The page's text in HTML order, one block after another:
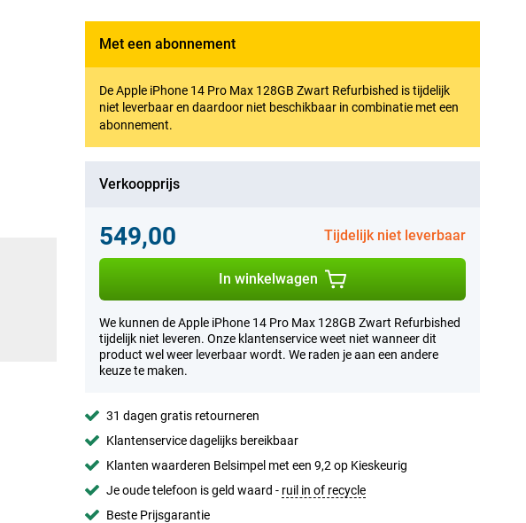
Met een abonnement
De Apple iPhone 14 Pro Max 128GB Zwart Refurbished is tijdelijk
niet leverbaar en daardoor niet beschikbaar in combinatie met een
abonnement.
Verkoopprijs
549,00 Tijdelijk niet leverbaar
In winkelwagen
We kunnen de Apple iPhone 14 Pro Max 128GB Zwart Refurbished
tijdelijk niet leveren. Onze klantenservice weet niet wanneer dit
product wel weer leverbaar wordt. We raden je aan een andere
keuze te maken.
31 dagen gratis retourneren
Klantenservice dagelijks bereikbaar
Klanten waarderen Belsimpel met een 9,2 op Kieskeurig
Je oude telefoon is geld waard - ruil in of recycle
Beste Prijsgarantie